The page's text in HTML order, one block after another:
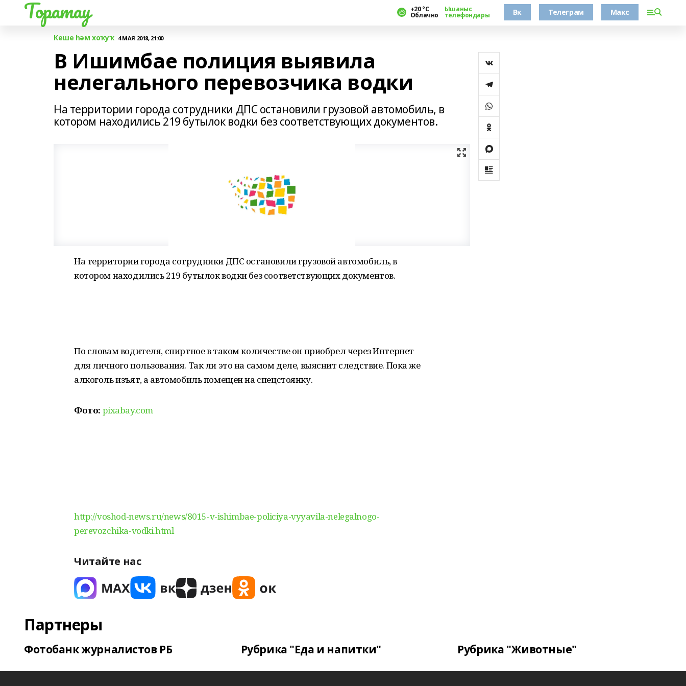
Торатау +20 °С
Облачно
Ышаныс
телефондары Вк Телеграм Макс
Кеше һәм хоҡуҡ 4 МАЯ 2018, 21:00
В Ишимбае полиция выявила
нелегального перевозчика водки
На территории города сотрудники ДПС остановили грузовой автомобиль, в
котором находились 219 бутылок водки без соответствующих документов.
На территории города сотрудники ДПС остановили грузовой автомобиль, в
котором находились 219 бутылок водки без соответствующих документов.
По словам водителя, спиртное в таком количестве он приобрел через Интернет
для личного пользования. Так ли это на самом деле, выяснит следствие. Пока же
алкоголь изъят, а автомобиль помещен на спецстоянку.
Фото: pixabay.com
http://voshod-news.ru/news/8015-v-ishimbae-policiya-vyyavila-nelegalnogo-
perevozchika-vodki.html
Читайте нас
Партнеры
Фотобанк журналистов РБ Рубрика "Еда и напитки" Рубрика "Животные"